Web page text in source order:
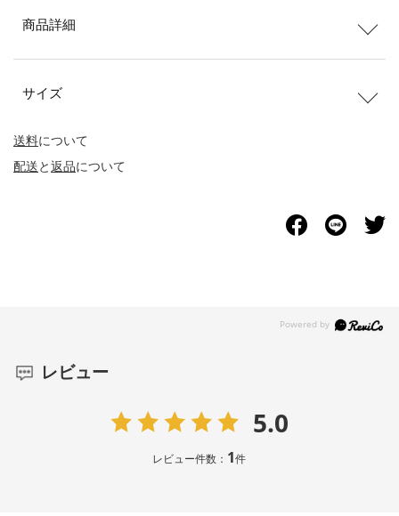
送料について
配送と返品について
商品詳細
サイズ
レビュー
5.0
レビュー件数： 1件